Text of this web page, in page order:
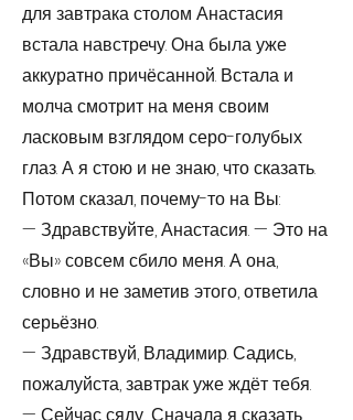
для завтрака столом Анастасия
встала навстречу. Она была уже
аккуратно причёсанной. Встала и
молча смотрит на меня своим
ласковым взглядом серо-голубых
глаз. А я стою и не знаю, что сказать.
Потом сказал, почему-то на Вы:
— Здравствуйте, Анастасия. — Это на
«Вы» совсем сбило меня. А она,
словно и не заметив этого, ответила
серьёзно.
— Здравствуй, Владимир. Садись,
пожалуйста, завтрак уже ждёт тебя.